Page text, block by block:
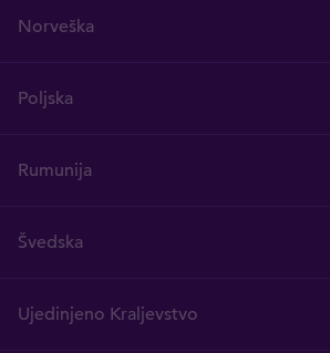
Norveška
Poljska
Rumunija
Švedska
Ujedinjeno Kraljevstvo